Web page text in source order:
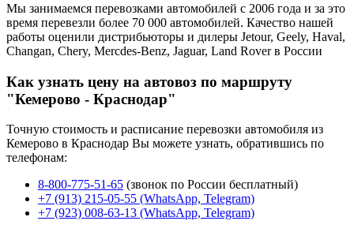
Мы занимаемся перевозками автомобилей с 2006 года и за это
время перевезли более 70 000 автомобилей. Качество нашей
работы оценили дистрибьюторы и дилеры Jetour, Geely, Haval,
Changan, Chery, Mercdes-Benz, Jaguar, Land Rover в России
Как узнать цену на автовоз по маршруту
"Кемерово - Краснодар"
Точную стоимость и расписание перевозки автомобиля из
Кемерово в Краснодар Вы можете узнать, обратившись по
телефонам:
8-800-775-51-65 (звонок по России бесплатный)
+7 (913) 215-05-55 (WhatsApp, Telegram)
+7 (923) 008-63-13 (WhatsApp, Telegram)